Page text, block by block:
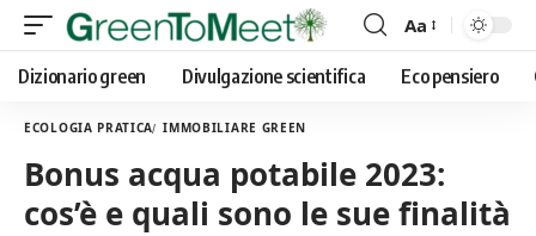
Font
Resizer
Aa
Dizionario green Divulgazione scientifica Eco pensiero
ECOLOGIA PRATICA IMMOBILIARE GREEN
Bonus acqua potabile 2023:
cos’è e quali sono le sue finalità